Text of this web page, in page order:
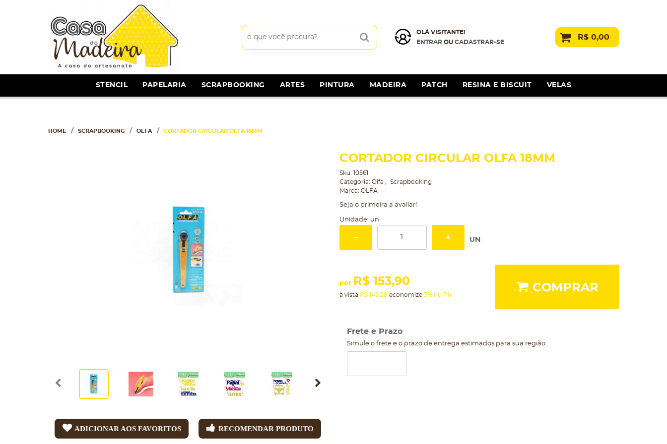
OLÁ VISITANTE!
ENTRAROU CADASTRAR-SE
R$ 0,00
STENCIL PAPELARIA SCRAPBOOKING ARTES PINTURA MADEIRA PATCH RESINA E BISCUIT VELAS
HOME SCRAPBOOKING OLFA CORTADOR CIRCULAR OLFA 18MM
ADICIONAR AOS FAVORITOS RECOMENDAR PRODUTO
CORTADOR CIRCULAR OLFA 18MM
Sku: 10561
Categoria: Olfa
Scrapbooking
Marca: OLFA
Seja o primeira a avaliar!
Unidade: un
UN
por R$ 153,90
à vista R$ 149,28 economize 3% no Pix
COMPRAR
Frete e Prazo
Simule o frete e o prazo de entrega estimados para sua região: